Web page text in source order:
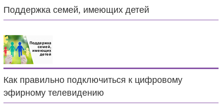
Поддержка семей, имеющих детей
Как правильно подключиться к цифровому
эфирному телевидению